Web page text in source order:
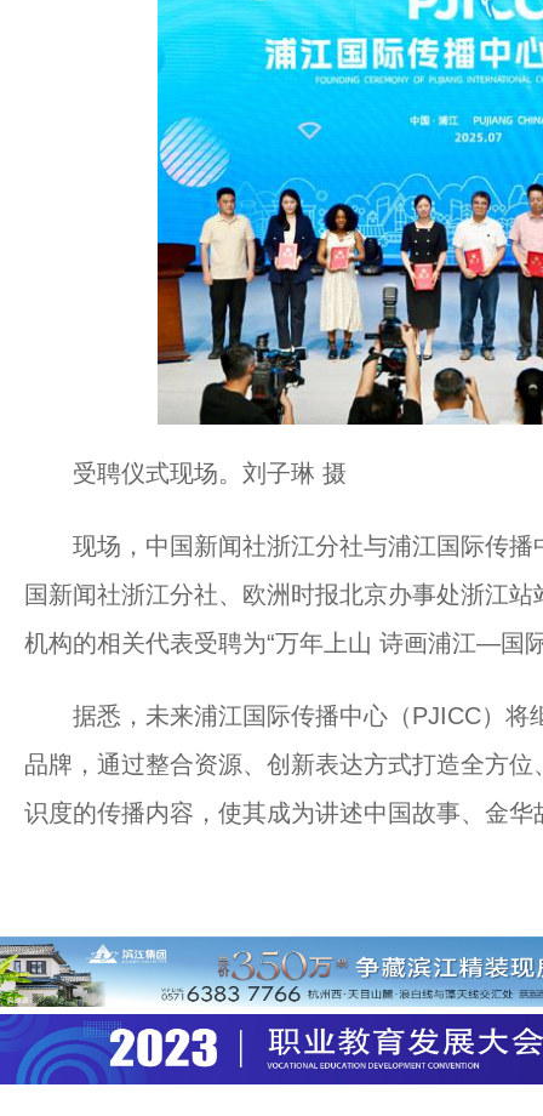
受聘仪式现场。刘子琳 摄
现场，中国新闻社浙江分社与浦江国际传播
国新闻社浙江分社、欧洲时报北京办事处浙江
机构的相关代表受聘为“万年上山 诗画浦江—国
据悉，未来浦江国际传播中心（PJICC）将
品牌，通过整合资源、创新表达方式打造全方
识度的传播内容，使其成为讲述中国故事、金